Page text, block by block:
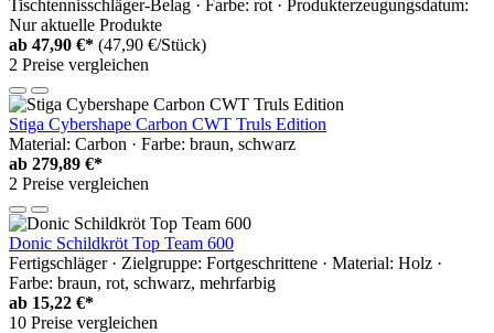
Tischtennisschläger-Belag · Farbe: rot · Produkterzeugungsdatum:
Nur aktuelle Produkte
ab 47,90 €* (47,90 €/Stück)
2 Preise vergleichen
Stiga Cybershape Carbon CWT Truls Edition
Material: Carbon · Farbe: braun, schwarz
ab 279,89 €*
2 Preise vergleichen
Donic Schildkröt Top Team 600
Fertigschläger · Zielgruppe: Fortgeschrittene · Material: Holz ·
Farbe: braun, rot, schwarz, mehrfarbig
ab 15,22 €*
10 Preise vergleichen